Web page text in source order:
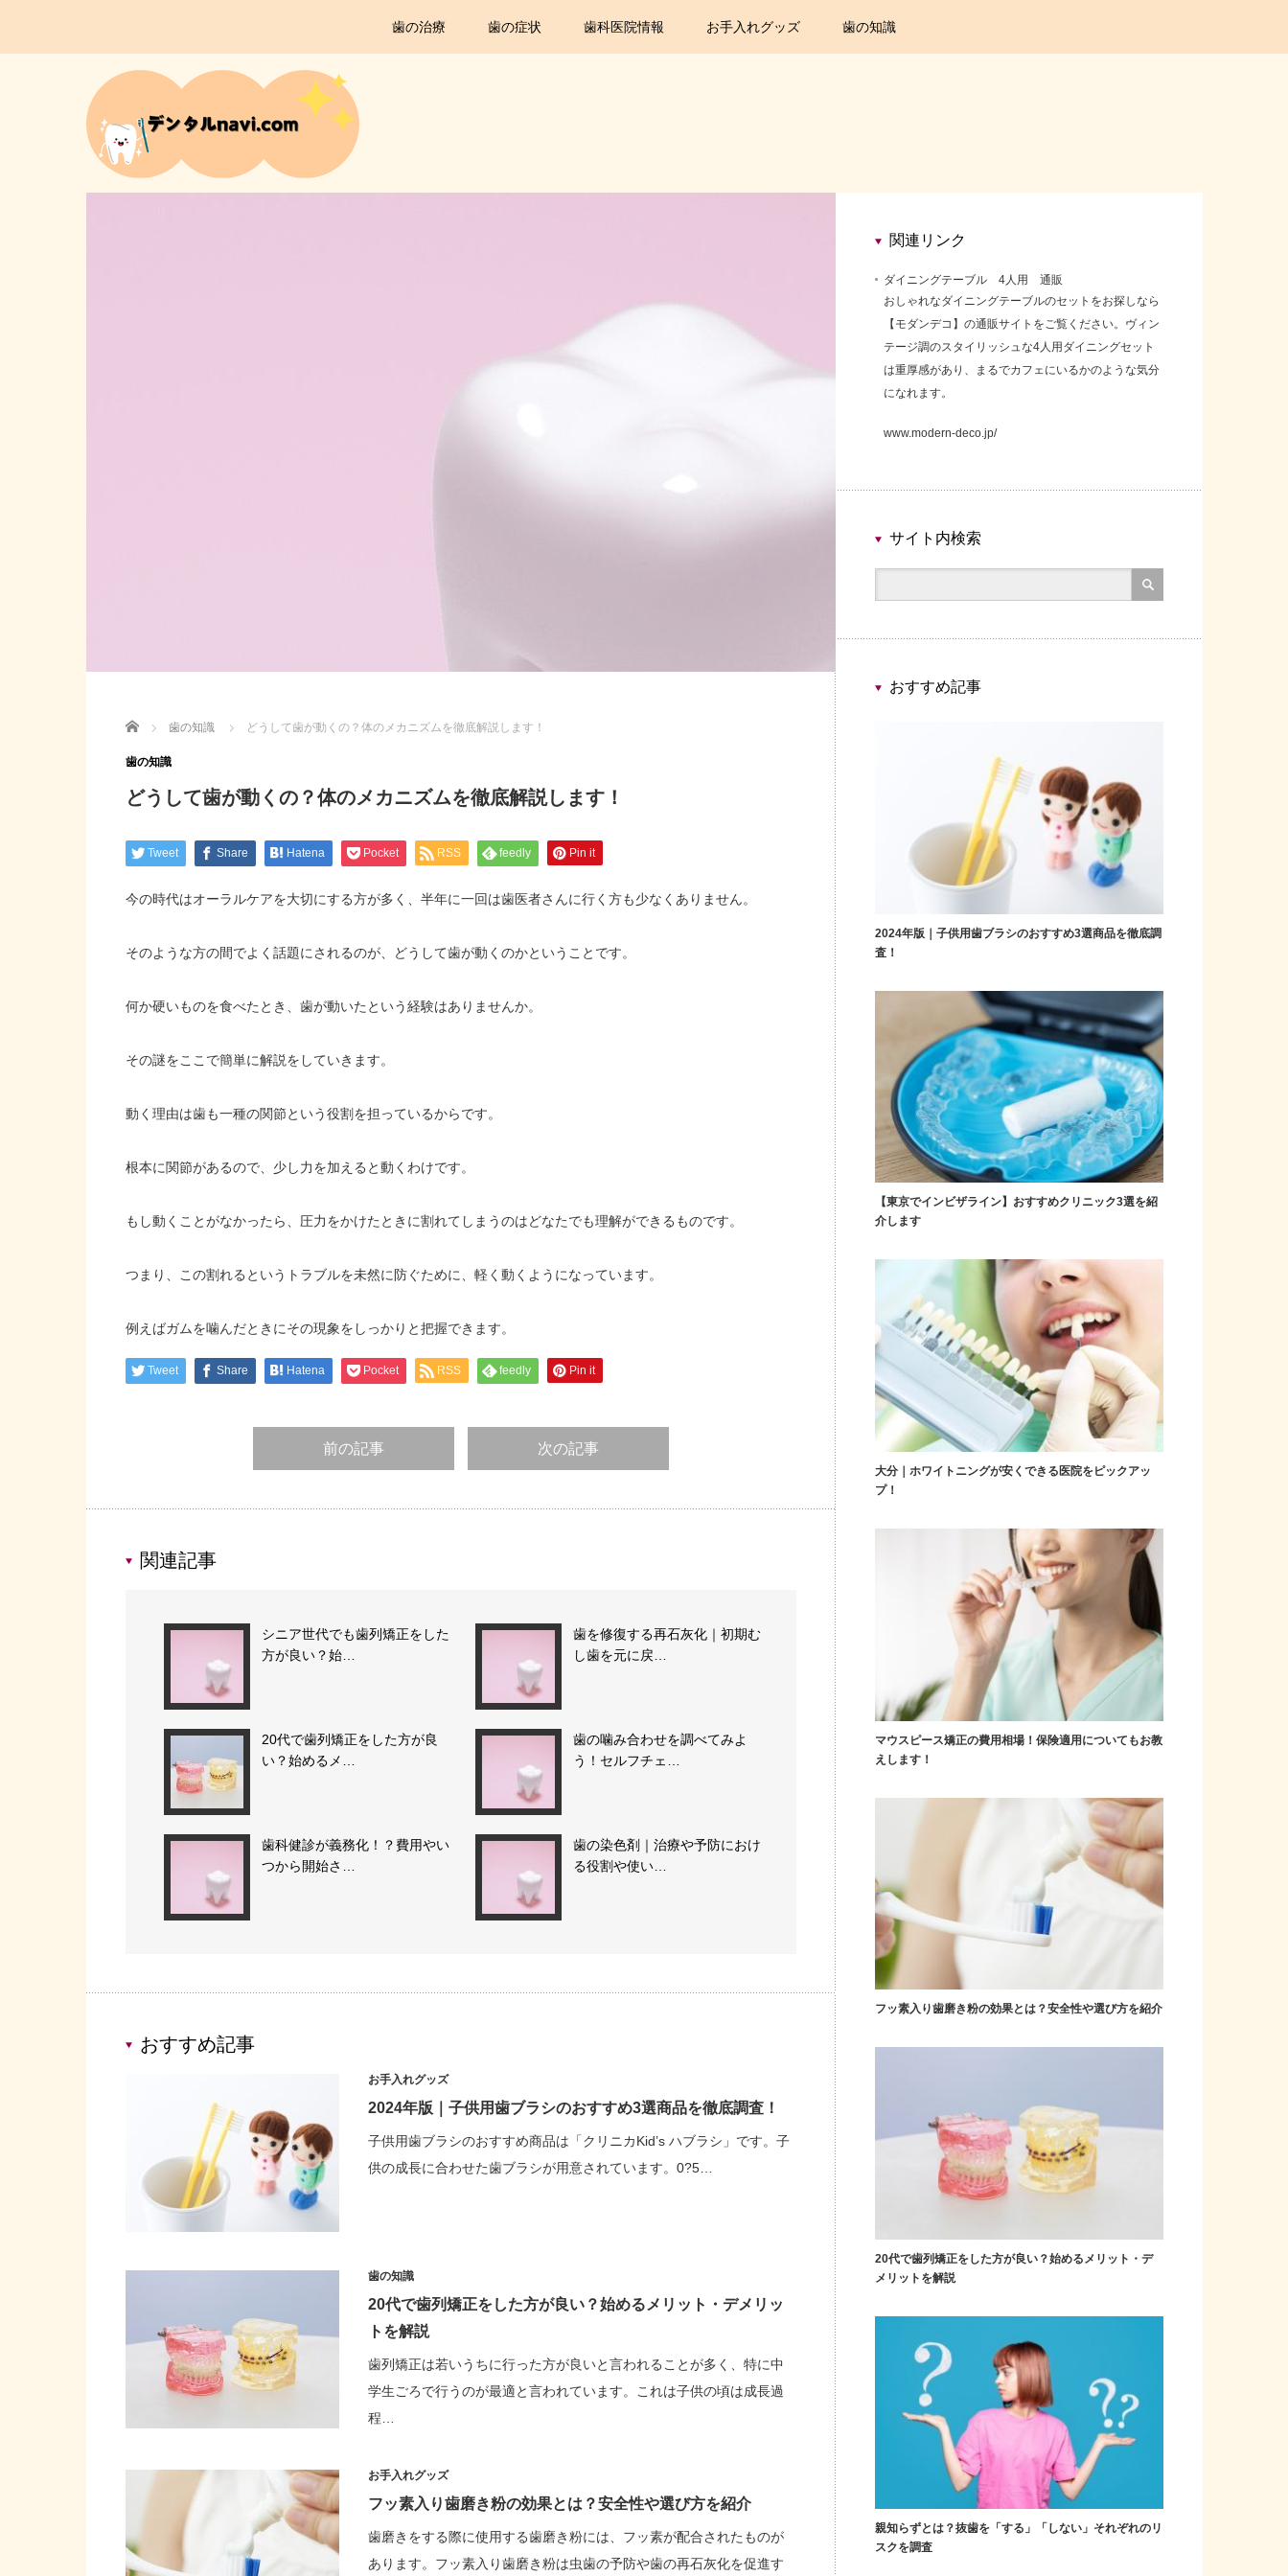
歯の治療
歯の症状 歯科医院情報 お手入れグッズ 歯の知識
Home 歯の知識 どうして歯が動くの？体のメカニズムを徹底解説します！
歯の知識
どうして歯が動くの？体のメカニズムを徹底解説します！
Tweet Share Hatena Pocket RSS feedly Pin it
今の時代はオーラルケアを大切にする方が多く、半年に一回は歯医者さんに行く方も少なくありません。
そのような方の間でよく話題にされるのが、どうして歯が動くのかということです。
何か硬いものを食べたとき、歯が動いたという経験はありませんか。
その謎をここで簡単に解説をしていきます。
動く理由は歯も一種の関節という役割を担っているからです。
根本に関節があるので、少し力を加えると動くわけです。
もし動くことがなかったら、圧力をかけたときに割れてしまうのはどなたでも理解ができるものです。
つまり、この割れるというトラブルを未然に防ぐために、軽く動くようになっています。
例えばガムを噛んだときにその現象をしっかりと把握できます。
Tweet Share Hatena Pocket RSS feedly Pin it
前の記事 次の記事
関連記事
シニア世代でも歯列矯正をした
方が良い？始…
歯を修復する再石灰化｜初期む
し歯を元に戻…
20代で歯列矯正をした方が良
い？始めるメ…
歯の噛み合わせを調べてみよ
う！セルフチェ…
歯科健診が義務化！？費用やい
つから開始さ…
歯の染色剤｜治療や予防におけ
る役割や使い…
おすすめ記事
お手入れグッズ
2024年版｜子供用歯ブラシのおすすめ3選商品を徹底調査！
子供用歯ブラシのおすすめ商品は「クリニカKid’s ハブラシ」です。子
供の成長に合わせた歯ブラシが用意されています。0?5…
歯の知識
20代で歯列矯正をした方が良い？始めるメリット・デメリッ
トを解説
歯列矯正は若いうちに行った方が良いと言われることが多く、特に中
学生ごろで行うのが最適と言われています。これは子供の頃は成長過
程…
お手入れグッズ
フッ素入り歯磨き粉の効果とは？安全性や選び方を紹介
歯磨きをする際に使用する歯磨き粉には、フッ素が配合されたものが
あります。フッ素入り歯磨き粉は虫歯の予防や歯の再石灰化を促進す
関連リンク
ダイニングテーブル 4人用 通販
おしゃれなダイニングテーブルのセットをお探しなら
【モダンデコ】の通販サイトをご覧ください。ヴィン
テージ調のスタイリッシュな4人用ダイニングセット
は重厚感があり、まるでカフェにいるかのような気分
になれます。
www.modern-deco.jp/
サイト内検索
おすすめ記事
2024年版｜子供用歯ブラシのおすすめ3選商品を徹底調
査！
【東京でインビザライン】おすすめクリニック3選を紹
介します
大分｜ホワイトニングが安くできる医院をピックアッ
プ！
マウスピース矯正の費用相場！保険適用についてもお教
えします！
フッ素入り歯磨き粉の効果とは？安全性や選び方を紹介
20代で歯列矯正をした方が良い？始めるメリット・デ
メリットを解説
親知らずとは？抜歯を「する」「しない」それぞれのリ
スクを調査